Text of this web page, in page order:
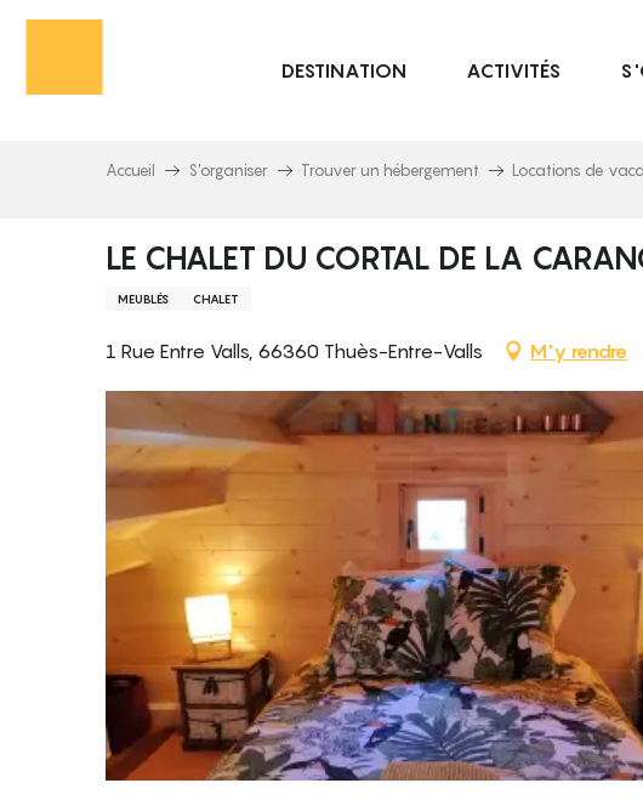
Aller
principal
DESTINATION ACTIVITÉS
Accueil S’organiser Trouver un hébergement Locations de
LE CHALET DU CORTAL DE LA
MEUBLÉS CHALET
1 Rue Entre Valls, 66360 Thuès-Entre-Valls M'y rendre